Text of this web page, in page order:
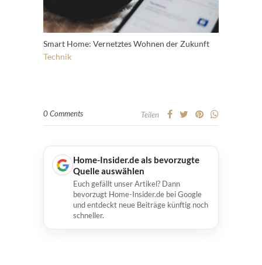
Smart Home: Vernetztes Wohnen der Zukunft
Technik
0 Comments Teilen
Home-Insider.de als bevorzugte
Quelle auswählen
Euch gefällt unser Artikel? Dann
bevorzugt Home-Insider.de bei Google
und entdeckt neue Beiträge künftig noch
schneller.